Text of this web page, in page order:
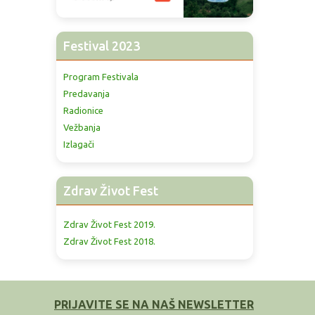
Festival 2023
Program Festivala
Predavanja
Radionice
Vežbanja
Izlagači
Zdrav Život Fest
Zdrav Život Fest 2019.
Zdrav Život Fest 2018.
PRIJAVITE SE NA NAŠ NEWSLETTER